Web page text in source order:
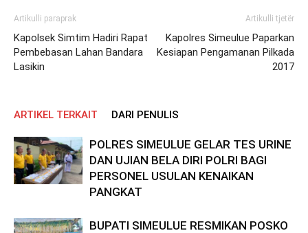
Artikulli paraprak
Kapolsek Simtim Hadiri Rapat
Pembebasan Lahan Bandara
Lasikin
Artikulli tjetër
Kapolres Simeulue Paparkan
Kesiapan Pengamanan Pilkada
2017
ARTIKEL TERKAIT DARI PENULIS
POLRES SIMEULUE GELAR TES URINE
DAN UJIAN BELA DIRI POLRI BAGI
PERSONEL USULAN KENAIKAN
PANGKAT
BUPATI SIMEULUE RESMIKAN POSKO